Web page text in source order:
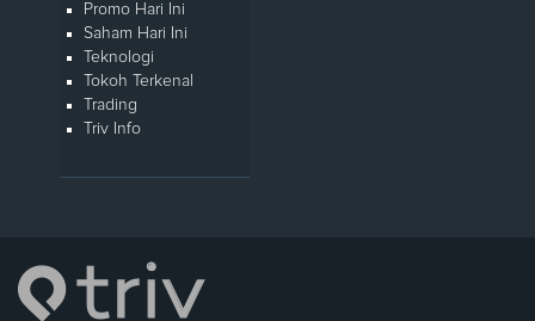
Promo Hari Ini
Saham Hari Ini
Teknologi
Tokoh Terkenal
Trading
Triv Info